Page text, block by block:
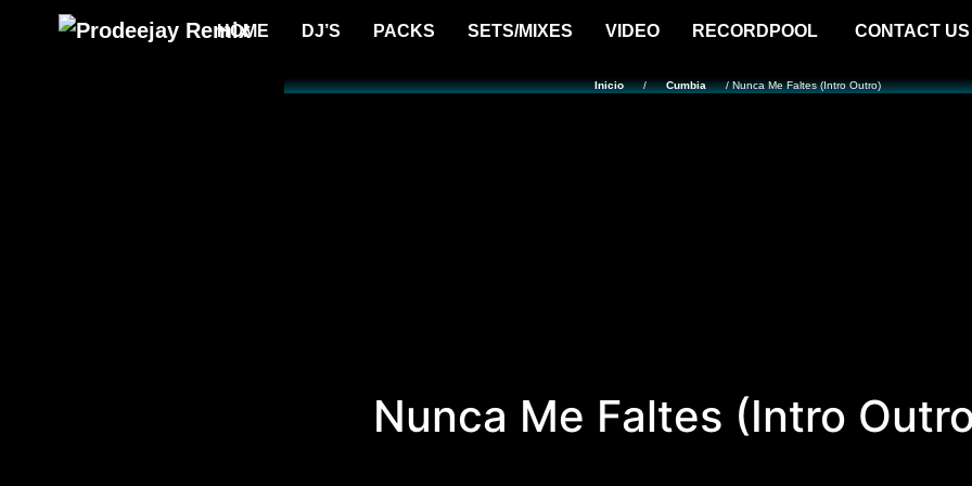
HOME DJ’S PACKS SETS/MIXES VIDEO RECORDPOOL CONTACT US
Inicio / Cumbia / Nunca Me Faltes (Intro Outro)
Nunca Me Faltes (Intro